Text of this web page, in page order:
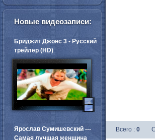
Всего : 0
Новые видеозаписи:
Бриджит Джонс 3 - Русский
трейлер (HD)
Ярослав Сумишевский ---
Самая лучшая женщина